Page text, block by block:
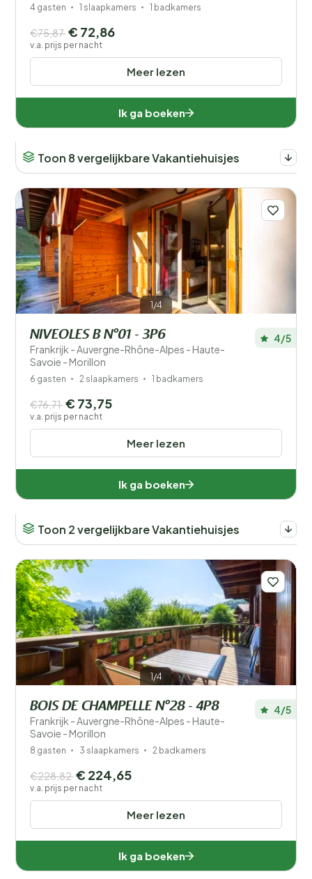
4 gasten 1 slaapkamers 1 badkamers
Meer lezen
€75,87 € 72,86
v.a. prijs per nacht
Ik ga boeken
Toon 8 vergelijkbare Vakantiehuisjes
1/4
NIVEOLES B N°01 - 3P6
Frankrijk - Auvergne-Rhône-Alpes - Haute-
Savoie - Morillon
4/5
6 gasten 2 slaapkamers 1 badkamers
Meer lezen
€76,71 € 73,75
v.a. prijs per nacht
Ik ga boeken
Toon 2 vergelijkbare Vakantiehuisjes
1/4
BOIS DE CHAMPELLE N°28 - 4P8
Frankrijk - Auvergne-Rhône-Alpes - Haute-
Savoie - Morillon
4/5
8 gasten 3 slaapkamers 2 badkamers
Meer lezen
€228,82 € 224,65
v.a. prijs per nacht
Ik ga boeken